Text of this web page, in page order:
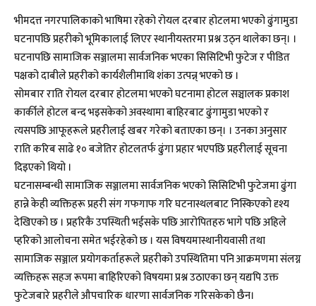
भीमदत्त नगरपालिकाको भाषिमा रहेको रोयल दरबार होटलमा भएको ढुंगामुडा
घटनापछि प्रहरीको भूमिकालाई लिएर स्थानीयस्तरमा प्रश्न उठ्न थालेका छन्। ।
घटनापछि सामाजिक सञ्जालमा सार्वजनिक भएका सिसिटिभी फुटेज र पीडित
पक्षको दाबीले प्रहरीको कार्यशैलीमाथि शंका उत्पन्न् भएको छ ।
सोमबार राति रोयल दरबार होटलमा भएको घटनामा होटल सञ्चालक प्रकाश
कार्कीले होटल बन्द भइसकेको अवस्थामा बाहिरबाट ढुंगामुडा भएको र
त्यसपछि आफूहरूले प्रहरीलाई खबर गरेको बताएका छन्। । उनका अनुसार
राति करिब साढे १० बजेतिर होटलतर्फ ढुंगा प्रहार भएपछि प्रहरीलाई सूचना
दिइएको थियो ।
घटनासम्बन्धी सामाजिक सञ्जालमा सार्वजनिक भएको सिसिटिभी फुटेजमा ढुंगा
हान्ने केही व्यक्तिहरू प्रहरी संग गफगाफ गरि घटनास्थलबाट निस्किएको दृश्य
देखिएको छ । प्रहरिकै उपस्थिती भईसके पछि आरोपितहरु भागे पछि अहिले
प्हरिको आलोचना समेत भईरहेको छ । यस विषयमास्थानीयवासी तथा
सामाजिक सञ्जाल प्रयोगकर्ताहरूले प्रहरीको उपस्थितिमा पनि आक्रमणमा संलग्न
व्यक्तिहरू सहज रूपमा बाहिरिएको विषयमा प्रश्न उठाएका छन् यद्यपि उक्त
फुटेजबारे प्रहरीले औपचारिक धारणा सार्वजनिक गरिसकेको छैन।